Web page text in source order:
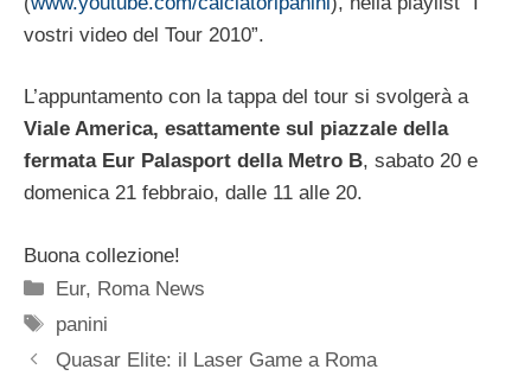
vostri video del Tour 2010”.
L’appuntamento con la tappa del tour si svolgerà a
Viale America, esattamente sul piazzale della
fermata Eur Palasport della Metro B, sabato 20 e
domenica 21 febbraio, dalle 11 alle 20.
Buona collezione!
Categorie
Eur, Roma News
Tag
panini
Quasar Elite: il Laser Game a Roma